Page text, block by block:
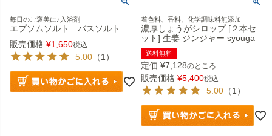
毎日のご褒美に♪入浴剤
エプソムソルト バスソルト
販売価格 ¥1,650税込
5.00 （1）
着色料、香料、化学調味料無添加
濃厚しょうがシロップ [２本セ
ット] 生姜 ジンジャー syouga
送料無料
定価 ¥7,128のところ
販売価格 ¥5,400税込
5.00 （1）